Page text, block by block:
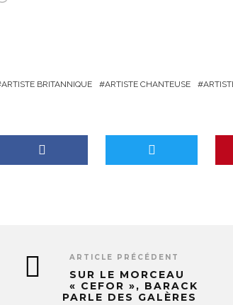
e
ARTISTE BRITANNIQUE ARTISTE CHANTEUSE
ARTICLE PRÉCÉDENT
SUR LE MORCEAU
« CEFOR », BARACK
PARLE DES GALÈRES